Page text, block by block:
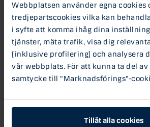
Webbplatsen använder egna cookies
tredjepartscookies vilka kan
i syfte att komma ihåg dina
tjänster, mäta trafik, visa dig
(inklusive profilering) och analysera
vår webbplats. För att kunna ta del
samtycke till "Marknadsförings"-
Tillåt alla cookies